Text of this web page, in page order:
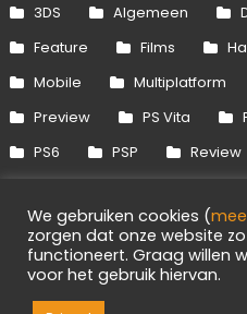
3DS Algemeen
Feature
Films
Mobile
Multiplatform
Preview
PS Vita
PS6
PSP Review
Xbox 360
Xbox One
We gebruiken cookies (
zorgen dat onze website
functioneert. Graag willen
voor het gebruik hiervan.